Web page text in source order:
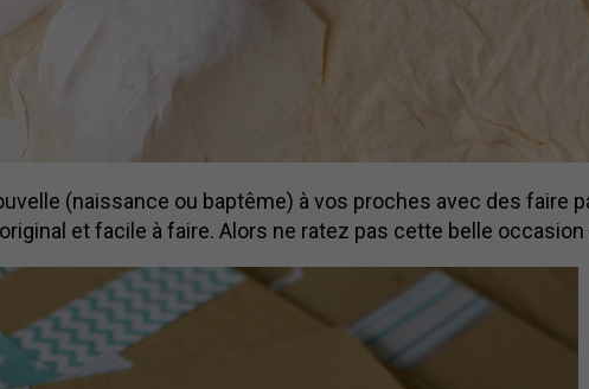
(naissance ou baptême) à vos proches avec des faire
et facile à faire. Alors ne ratez pas cette belle occasion